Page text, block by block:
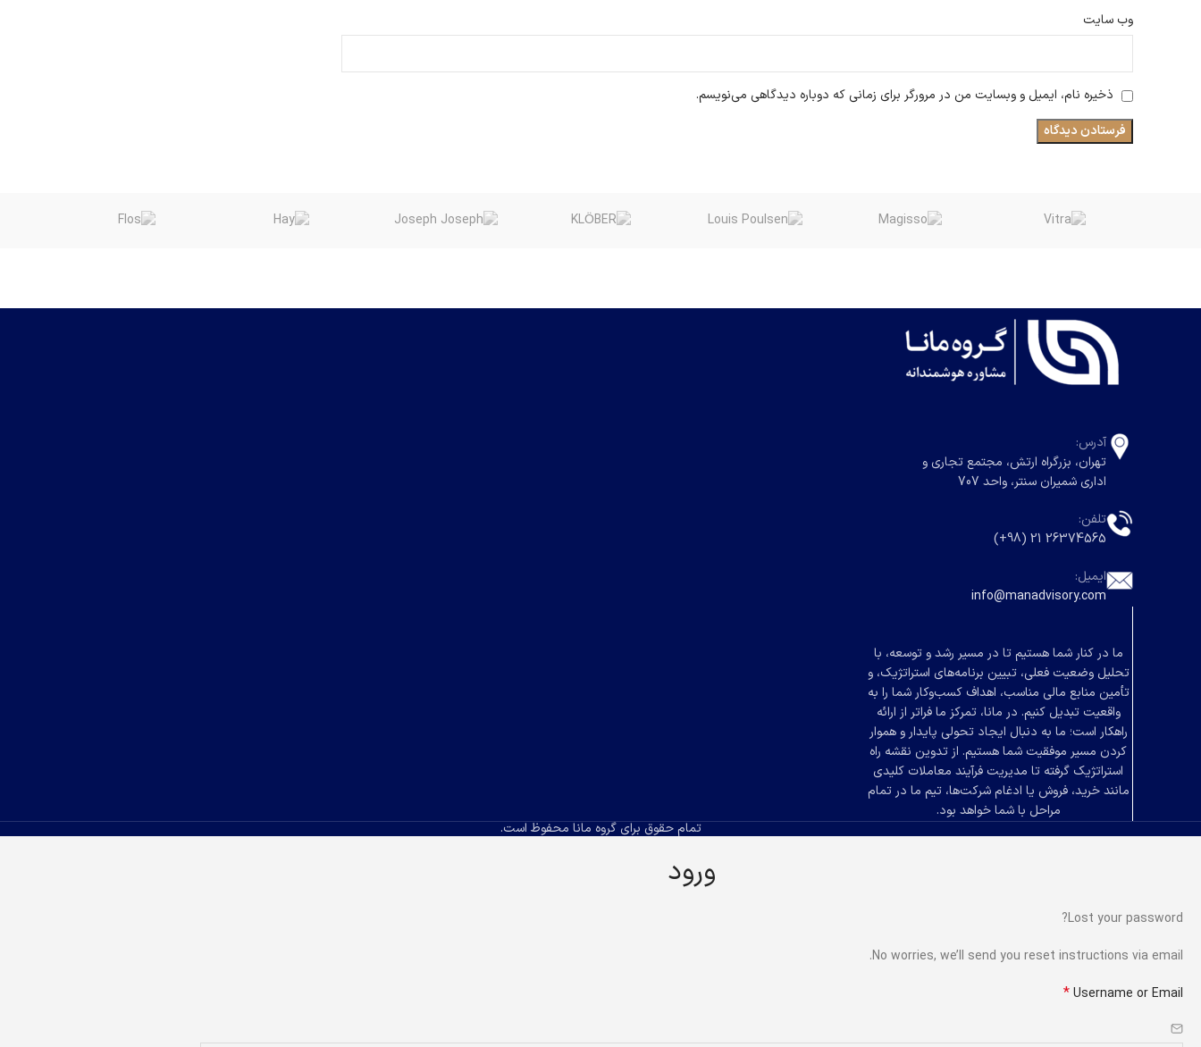
وب‌ سایت
ذخیره نام، ایمیل و وبسایت من در مرورگر برای زمانی که دوباره دیدگاهی می‌نویسم.
آدرس:
تهران، بزرگراه ارتش، مجتمع تجاری و
اداری شمیران سنتر، واحد 707
تلفن:
26374565 21 (98+)
ایمیل:
info@manadvisory.com
ما در کنار شما هستیم تا در مسیر رشد و توسعه، با
تحلیل وضعیت فعلی، تبیین برنامه‌های استراتژیک، و
تأمین منابع مالی مناسب، اهداف کسب‌وکار شما را به
واقعیت تبدیل کنیم. در مانا، تمرکز ما فراتر از ارائه
راهکار است؛ ما به دنبال ایجاد تحولی پایدار و هموار
کردن مسیر موفقیت شما هستیم. از تدوین نقشه راه
استراتژیک گرفته تا مدیریت فرآیند معاملات کلیدی
مانند خرید، فروش یا ادغام شرکت‌ها، تیم ما در تمام
مراحل با شما خواهد بود.
تمام حقوق برای گروه مانا محفوظ است.
ورود
Lost your password?
No worries, we’ll send you reset instructions via email.
Username or Email
*